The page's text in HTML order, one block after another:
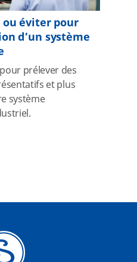
ou éviter pour
d’un système
prélever des
et plus
système